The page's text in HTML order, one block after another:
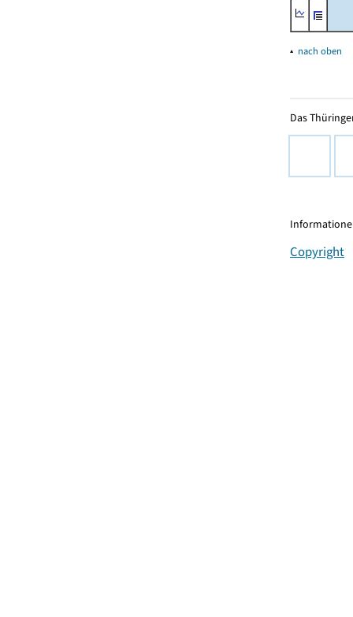
▴ nach oben
Das
Copyright